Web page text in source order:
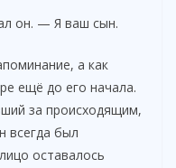
он. — Я ваш сын.
а как
ещё до его начала.
за происходящим,
всегда был
оставалось